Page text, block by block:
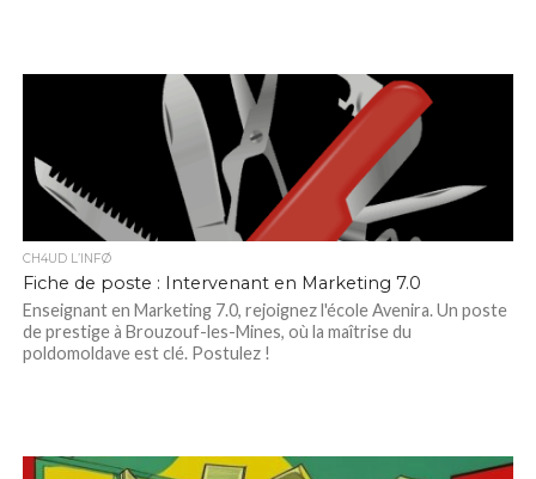
CH4UD L’INFØ
Fiche de poste : Intervenant en Marketing 7.0
Enseignant en Marketing 7.0, rejoignez l'école Avenira. Un poste
de prestige à Brouzouf-les-Mines, où la maîtrise du
poldomoldave est clé. Postulez !